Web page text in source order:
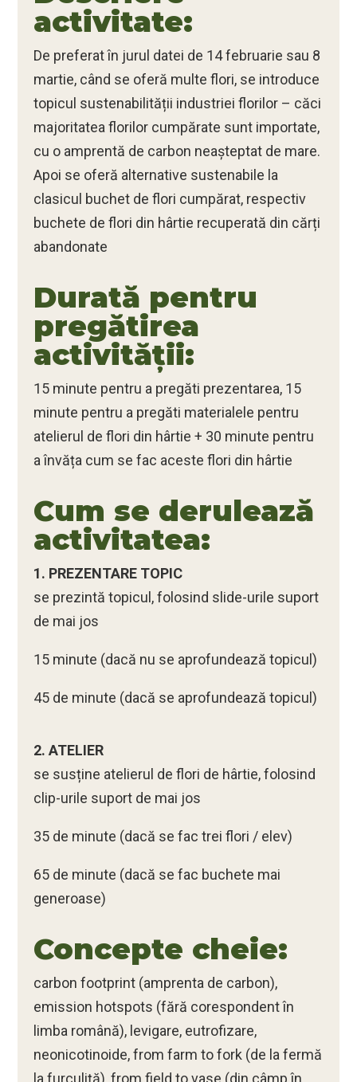
activitate:
De preferat în jurul datei de 14 februarie sau 8
martie, când se oferă multe flori, se introduce
topicul sustenabilității industriei florilor – căci
majoritatea florilor cumpărate sunt importate,
cu o amprentă de carbon neașteptat de mare.
Apoi se oferă alternative sustenabile la
clasicul buchet de flori cumpărat, respectiv
buchete de flori din hârtie recuperată din cărți
abandonate
Durată pentru
pregătirea
activității:
15 minute pentru a pregăti prezentarea, 15
minute pentru a pregăti materialele pentru
atelierul de flori din hârtie + 30 minute pentru
a învăța cum se fac aceste flori din hârtie
Cum se derulează
activitatea:
1. PREZENTARE TOPIC
se prezintă topicul, folosind slide-urile suport
de mai jos
15 minute (dacă nu se aprofundează topicul)
45 de minute (dacă se aprofundează topicul)
2. ATELIER
se susține atelierul de flori de hârtie, folosind
clip-urile suport de mai jos
35 de minute (dacă se fac trei flori / elev)
65 de minute (dacă se fac buchete mai
generoase)
Concepte cheie:
carbon footprint (amprenta de carbon),
emission hotspots (fără corespondent în
limba română), levigare, eutrofizare,
neonicotinoide, from farm to fork (de la fermă
la furculiță), from field to vase (din câmp în